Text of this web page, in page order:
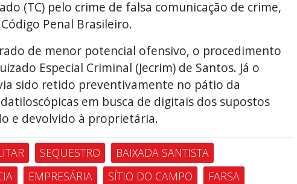
(TC) pelo crime de falsa comunicação de crime,
Penal Brasileiro.
de menor potencial ofensivo, o procedimento
Especial Criminal (Jecrim) de Santos. Já o
sido retido preventivamente no pátio da
em busca de digitais dos supostos
e devolvido à proprietária.
SEQUESTRO
BAIXADA SANTISTA
EMPRESÁRIA SÍTIO DO CAMPO FARSA